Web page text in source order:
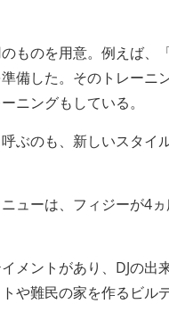
ものを用意。例えば
備した。そのトレー
ニングもしている。
ぶのも、新しいスタイ
ューは、フィジーが4
メントがあり、DJの
や難民の家を作るビル